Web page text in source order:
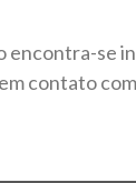
encontra-se
contato